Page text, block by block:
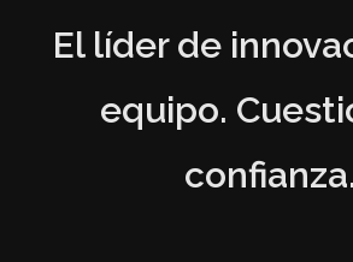
El líder de
equipo.
confianza.